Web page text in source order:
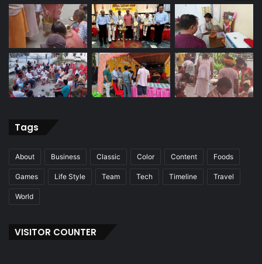
Tags
About Business Classic Color Content Foods
Games Life Style Team Tech Timeline Travel
World
VISITOR COUNTER